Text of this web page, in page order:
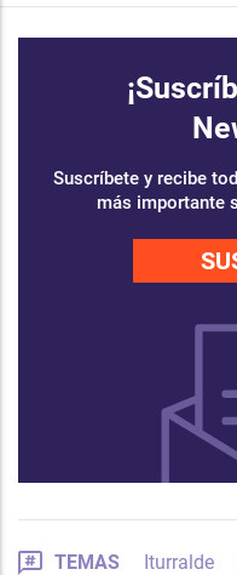
Suscríbete y recibe
más importante
TEMAS Iturralde